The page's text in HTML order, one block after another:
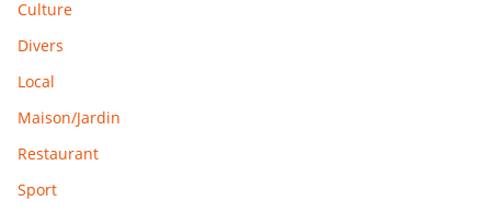
Culture
Divers
Local
Maison/Jardin
Restaurant
Sport